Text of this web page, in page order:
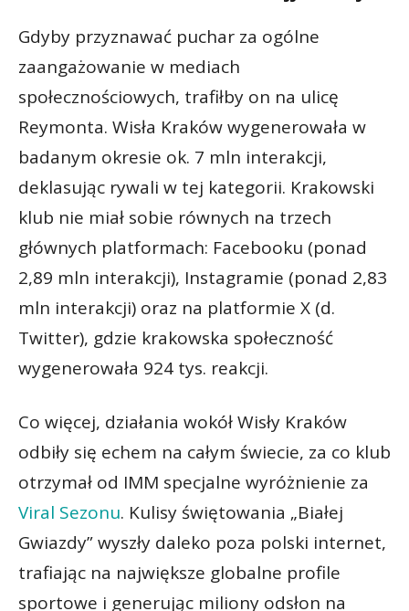
Gdyby przyznawać puchar za ogólne
zaangażowanie w mediach
społecznościowych, trafiłby on na ulicę
Reymonta. Wisła Kraków wygenerowała w
badanym okresie ok. 7 mln interakcji,
deklasując rywali w tej kategorii. Krakowski
klub nie miał sobie równych na trzech
głównych platformach: Facebooku (ponad
2,89 mln interakcji), Instagramie (ponad 2,83
mln interakcji) oraz na platformie X (d.
Twitter), gdzie krakowska społeczność
wygenerowała 924 tys. reakcji.
Co więcej, działania wokół Wisły Kraków
odbiły się echem na całym świecie, za co klub
otrzymał od IMM specjalne wyróżnienie za
Viral Sezonu. Kulisy świętowania „Białej
Gwiazdy” wyszły daleko poza polski internet,
trafiając na największe globalne profile
sportowe i generując miliony odsłon na